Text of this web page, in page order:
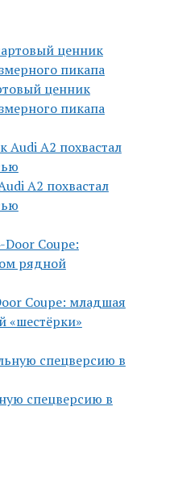
ценник
пикапа
A2 похвастал
Coupe: младшая
«шестёрки»
спецверсию в